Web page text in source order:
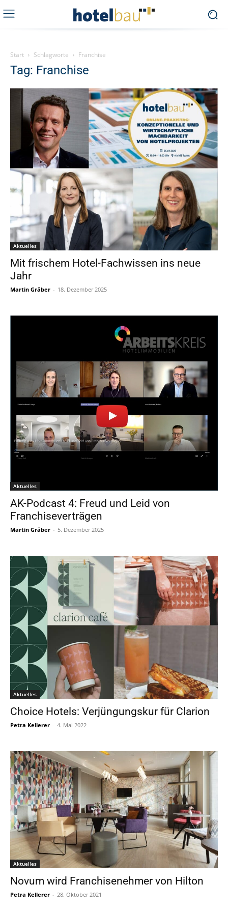
Start Schlagworte Franchise
Tag: Franchise
Aktuelles
Mit frischem Hotel-Fachwissen ins neue
Jahr
Martin Gräber - 18. Dezember 2025
Aktuelles
AK-Podcast 4: Freud und Leid von
Franchiseverträgen
Martin Gräber - 5. Dezember 2025
Aktuelles
Choice Hotels: Verjüngungskur für Clarion
Petra Kellerer - 4. Mai 2022
Aktuelles
Novum wird Franchisenehmer von Hilton
Petra Kellerer - 28. Oktober 2021